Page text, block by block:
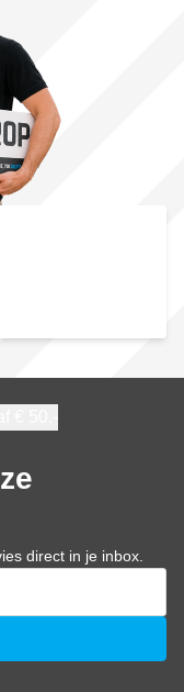
direct in je inbox.